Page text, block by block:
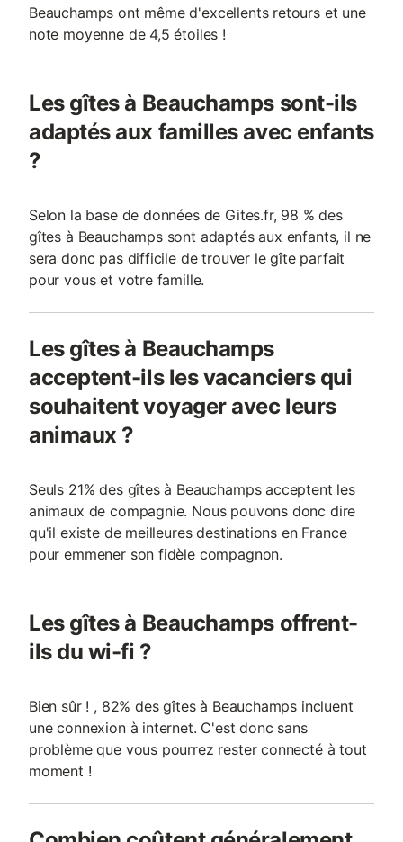
Beauchamps ont même d'excellents retours et une
note moyenne de 4,5 étoiles !
Les gîtes à Beauchamps sont-ils
adaptés aux familles avec enfants
?
Selon la base de données de Gites.fr, 98 % des
gîtes à Beauchamps sont adaptés aux enfants, il ne
sera donc pas difficile de trouver le gîte parfait
pour vous et votre famille.
Les gîtes à Beauchamps
acceptent-ils les vacanciers qui
souhaitent voyager avec leurs
animaux ?
Seuls 21% des gîtes à Beauchamps acceptent les
animaux de compagnie. Nous pouvons donc dire
qu'il existe de meilleures destinations en France
pour emmener son fidèle compagnon.
Les gîtes à Beauchamps offrent-
ils du wi-fi ?
Bien sûr ! , 82% des gîtes à Beauchamps incluent
une connexion à internet. C'est donc sans
problème que vous pourrez rester connecté à tout
moment !